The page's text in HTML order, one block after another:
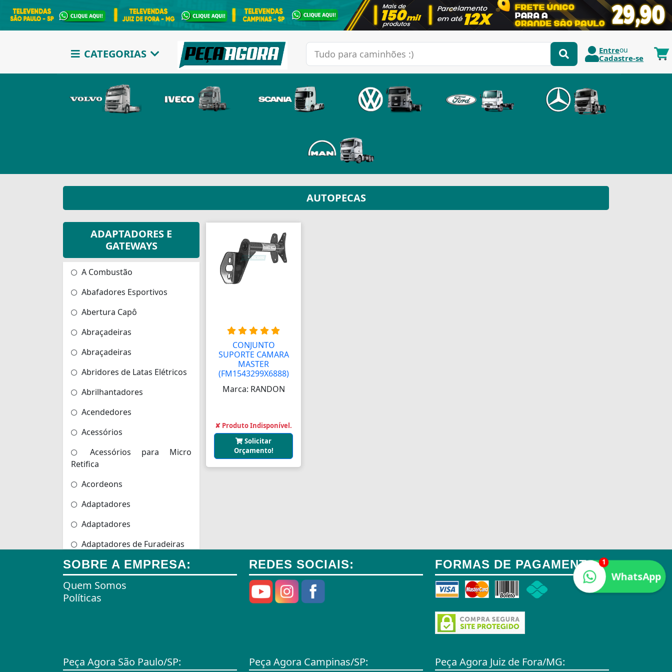
1
WhatsApp
CATEGORIAS Entreou
Cadastre-se
AUTOPECAS
ADAPTADORES E
GATEWAYS
A Combustão
Abafadores Esportivos
Abertura Capô
Abraçadeiras
Abraçadeiras
Abridores de Latas Elétricos
Abrilhantadores
Acendedores
Acessórios
Acessórios para Micro
Retifica
Acordeons
Adaptadores
Adaptadores
Adaptadores de Furadeiras
Adaptadores de Scanners
Adaptadores de Tomadas
Adaptadores e Gateways
Airbag
CONJUNTO
SUPORTE CAMARA
MASTER
(FM1543299X6888)
Marca: RANDON
✘ Produto Indisponível.
Solicitar
Orçamento!
SOBRE A EMPRESA:
Quem Somos
Políticas
REDES SOCIAIS: FORMAS DE PAGAMENTO:
Peça Agora São Paulo/SP: Peça Agora Campinas/SP: Peça Agora Juiz de Fora/MG: